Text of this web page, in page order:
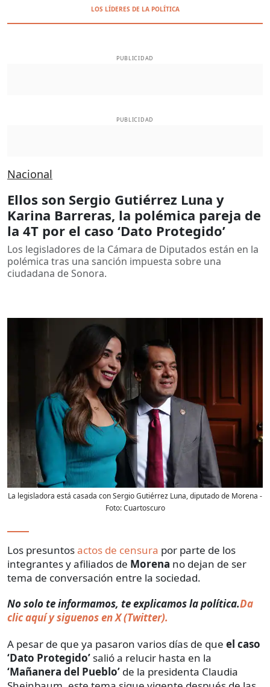
LOS LÍDERES DE LA POLÍTICA
PUBLICIDAD
PUBLICIDAD
Nacional
Ellos son Sergio Gutiérrez Luna y
Karina Barreras, la polémica pareja de
la 4T por el caso ‘Dato Protegido’
Los legisladores de la Cámara de Diputados están en la
polémica tras una sanción impuesta sobre una
ciudadana de Sonora.
La legisladora está casada con Sergio Gutiérrez Luna, diputado de Morena -
Foto:Cuartoscuro
Los presuntosactos de censura por parte de los
integrantes y afiliados de Morena no dejan de ser
tema de conversación entre la sociedad.
No solo te informamos, te explicamos la política.Da
clic aquí y siguenos en X (Twitter).
A pesar de que ya pasaron varios días de que el caso
‘Dato Protegido’ salió a relucir hasta en la
‘Mañanera del Pueblo’ de la presidenta Claudia